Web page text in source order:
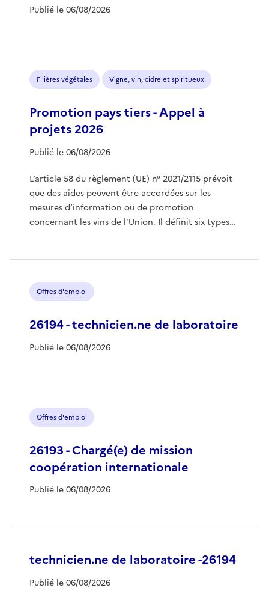
Publié le 06/08/2026
Filières végétales Vigne, vin, cidre et spiritueux
Promotion pays tiers - Appel à
projets 2026
Publié le 06/08/2026
L’article 58 du règlement (UE) n° 2021/2115 prévoit
que des aides peuvent être accordées sur les
mesures d’information ou de promotion
concernant les vins de l’Union. Il définit six types…
Offres d'emploi
26194 - technicien.ne de laboratoire
Publié le 06/08/2026
Offres d'emploi
26193 - Chargé(e) de mission
coopération internationale
Publié le 06/08/2026
technicien.ne de laboratoire -26194
Publié le 06/08/2026